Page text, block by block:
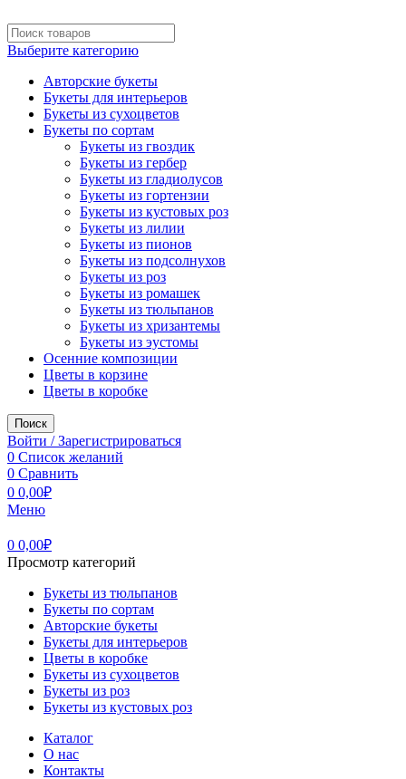
Выберите категорию
Авторские букеты
Букеты для интерьеров
Букеты из сухоцветов
Букеты по сортам
Букеты из гвоздик
Букеты из гербер
Букеты из гладиолусов
Букеты из гортензии
Букеты из кустовых роз
Букеты из лилии
Букеты из пионов
Букеты из подсолнухов
Букеты из роз
Букеты из ромашек
Букеты из тюльпанов
Букеты из хризантемы
Букеты из эустомы
Осенние композиции
Цветы в корзине
Цветы в коробке
Поиск
Войти / Зарегистрироваться
0 Список желаний
0 Сравнить
0 0,00₽
Меню
0 0,00₽
Просмотр категорий
Букеты из тюльпанов
Букеты по сортам
Авторские букеты
Букеты для интерьеров
Цветы в коробке
Букеты из сухоцветов
Букеты из роз
Букеты из кустовых роз
Каталог
О нас
Контакты